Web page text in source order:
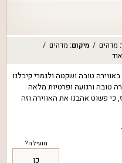
: מדהים מיקום: מדהים
טובה ושקטה ולגמרי קיבלנו
טובה ורגועה ופרטיות מלאה
כי פשוט אהבנו את האווירה וזה
מועילה?
כן